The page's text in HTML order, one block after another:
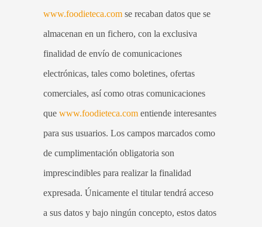
www.foodieteca.com se recaban datos que se
almacenan en un fichero, con la exclusiva
finalidad de envío de comunicaciones
electrónicas, tales como boletines, ofertas
comerciales, así como otras comunicaciones
que www.foodieteca.com entiende interesantes
para sus usuarios. Los campos marcados como
de cumplimentación obligatoria son
imprescindibles para realizar la finalidad
expresada. Únicamente el titular tendrá acceso
a sus datos y bajo ningún concepto, estos datos